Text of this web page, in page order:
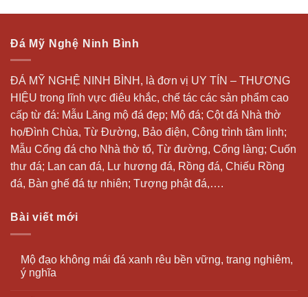
Đá Mỹ Nghệ Ninh Bình
ĐÁ MỸ NGHỆ NINH BÌNH, là đơn vị UY TÍN – THƯƠNG
HIỆU trong lĩnh vực điêu khắc, chế tác các sản phẩm cao
cấp từ đá: Mẫu Lăng mộ đá đẹp; Mộ đá; Cột đá Nhà thờ
họ/Đình Chùa, Từ Đường, Bảo điện, Công trình tâm linh;
Mẫu Cổng đá cho Nhà thờ tổ, Từ đường, Cổng làng; Cuốn
thư đá; Lan can đá, Lư hương đá, Rồng đá, Chiếu Rồng
đá, Bàn ghế đá tự nhiên; Tượng phật đá,….
Bài viết mới
Mộ đạo không mái đá xanh rêu bền vững, trang nghiêm,
ý nghĩa